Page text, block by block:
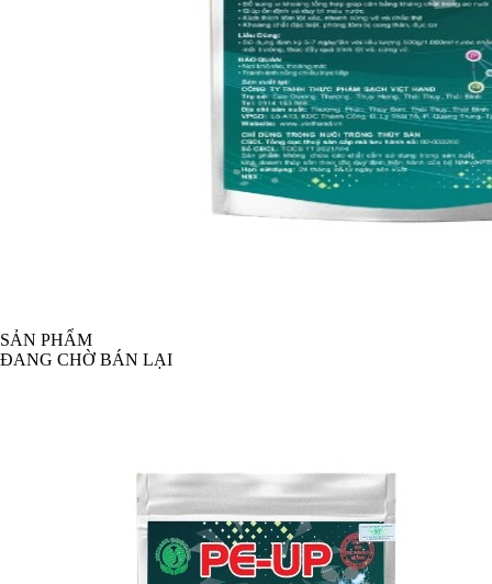
SẢN PHẨM
ĐANG CHỜ BÁN LẠI